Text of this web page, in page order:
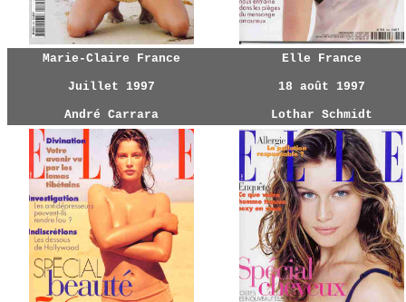
Marie-Claire France
Juillet 1997
André Carrara
Elle France
18 août 1997
Lothar Schmidt